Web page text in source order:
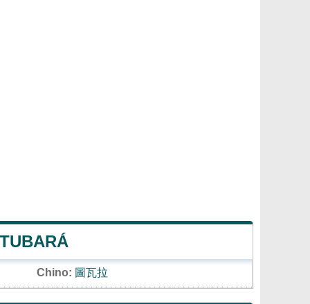
Chino: 圖瓦拉